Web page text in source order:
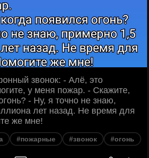
звонок: - Алё, это
у меня пожар. - Скажите,
- Ну, я точно не знаю,
лет назад. Не время для
же мне!
#пожарные #звонок #огонь